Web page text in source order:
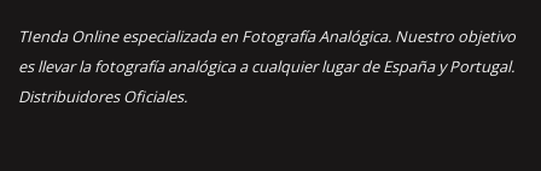
TIenda Online especializada en Fotografía Analógica. Nuestro objetivo
es llevar la fotografía analógica a cualquier lugar de España y Portugal.
Distribuidores Oficiales.